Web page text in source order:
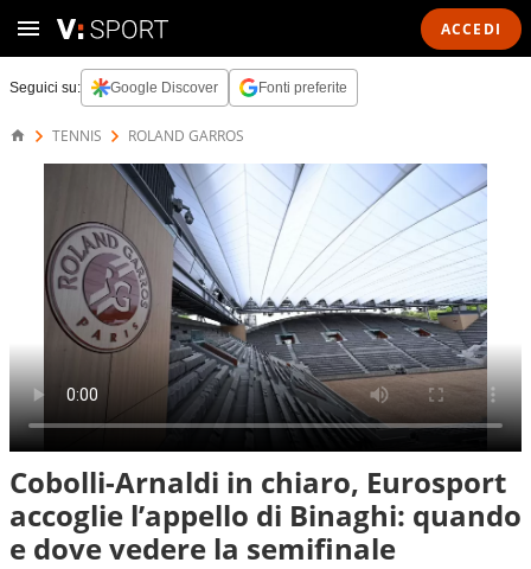
ACCEDI
Seguici su: Google Discover Fonti preferite
TENNIS ROLAND GARROS
Cobolli-Arnaldi in chiaro, Eurosport
accoglie l’appello di Binaghi: quando
e dove vedere la semifinale